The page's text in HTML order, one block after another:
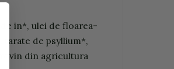
in*, ulei de floarea-
tarate de psyllium*,
din agricultura